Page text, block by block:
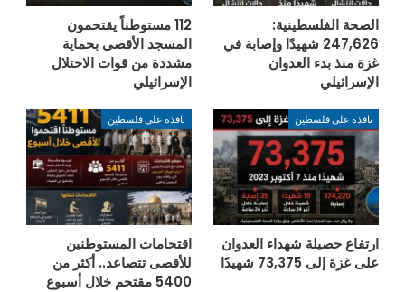
الصحة الفلسطينية:
247,626 شهيدًا وإصابة في
غزة منذ بدء العدوان
الإسرائيلي
112 مستوطناً يقتحمون
المسجد الأقصى بحماية
مشددة من قوات الاحتلال
الإسرائيلي
نافذة على فلسطين
ارتفاع حصيلة شهداء العدوان
على غزة إلى 73,375 شهيدًا
نافذة على فلسطين
اقتحامات المستوطنين
للأقصى تتصاعد.. أكثر من
5400 مقتحم خلال أسبوع